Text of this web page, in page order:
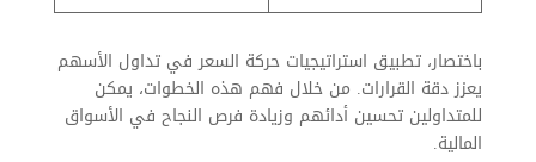
باختصار، تطبيق استراتيجيات حركة السعر في تداول الأسهم
يعزز دقة القرارات. من خلال فهم هذه الخطوات، يمكن
للمتداولين تحسين أدائهم وزيادة فرص النجاح في الأسواق
المالية.